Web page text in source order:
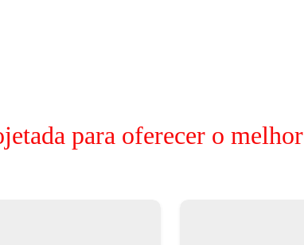
para oferecer o melhor